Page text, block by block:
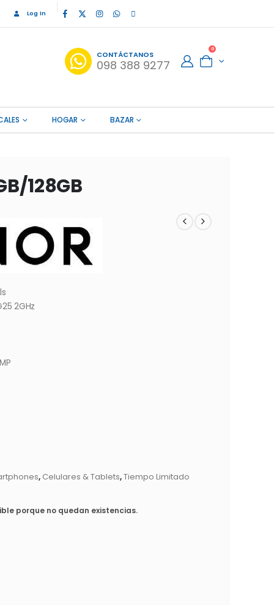
Log In
CONTÁCTANOS
098 388 9277
0
HOGAR BAZAR
128GB
2GHz
, Celulares & Tablets,Tiempo Limitado
porque no quedan existencias.